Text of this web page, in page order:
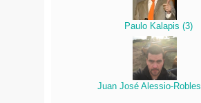
Paulo Kalapis (3)
Juan José Alessio-Robles